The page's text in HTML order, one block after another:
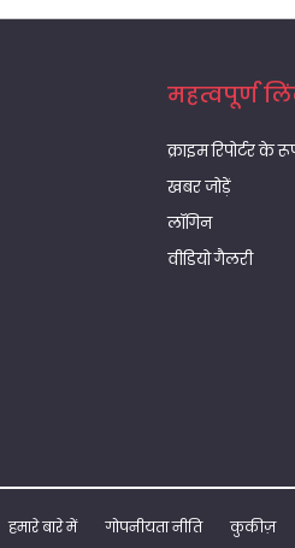
महत्वपूर्ण
क्राइम रिपोर्टर के
खबर जोड़ें
लॉगिन
वीडियो गैलरी
हमारे बारे में गोपनीयता नीति कुकीज़